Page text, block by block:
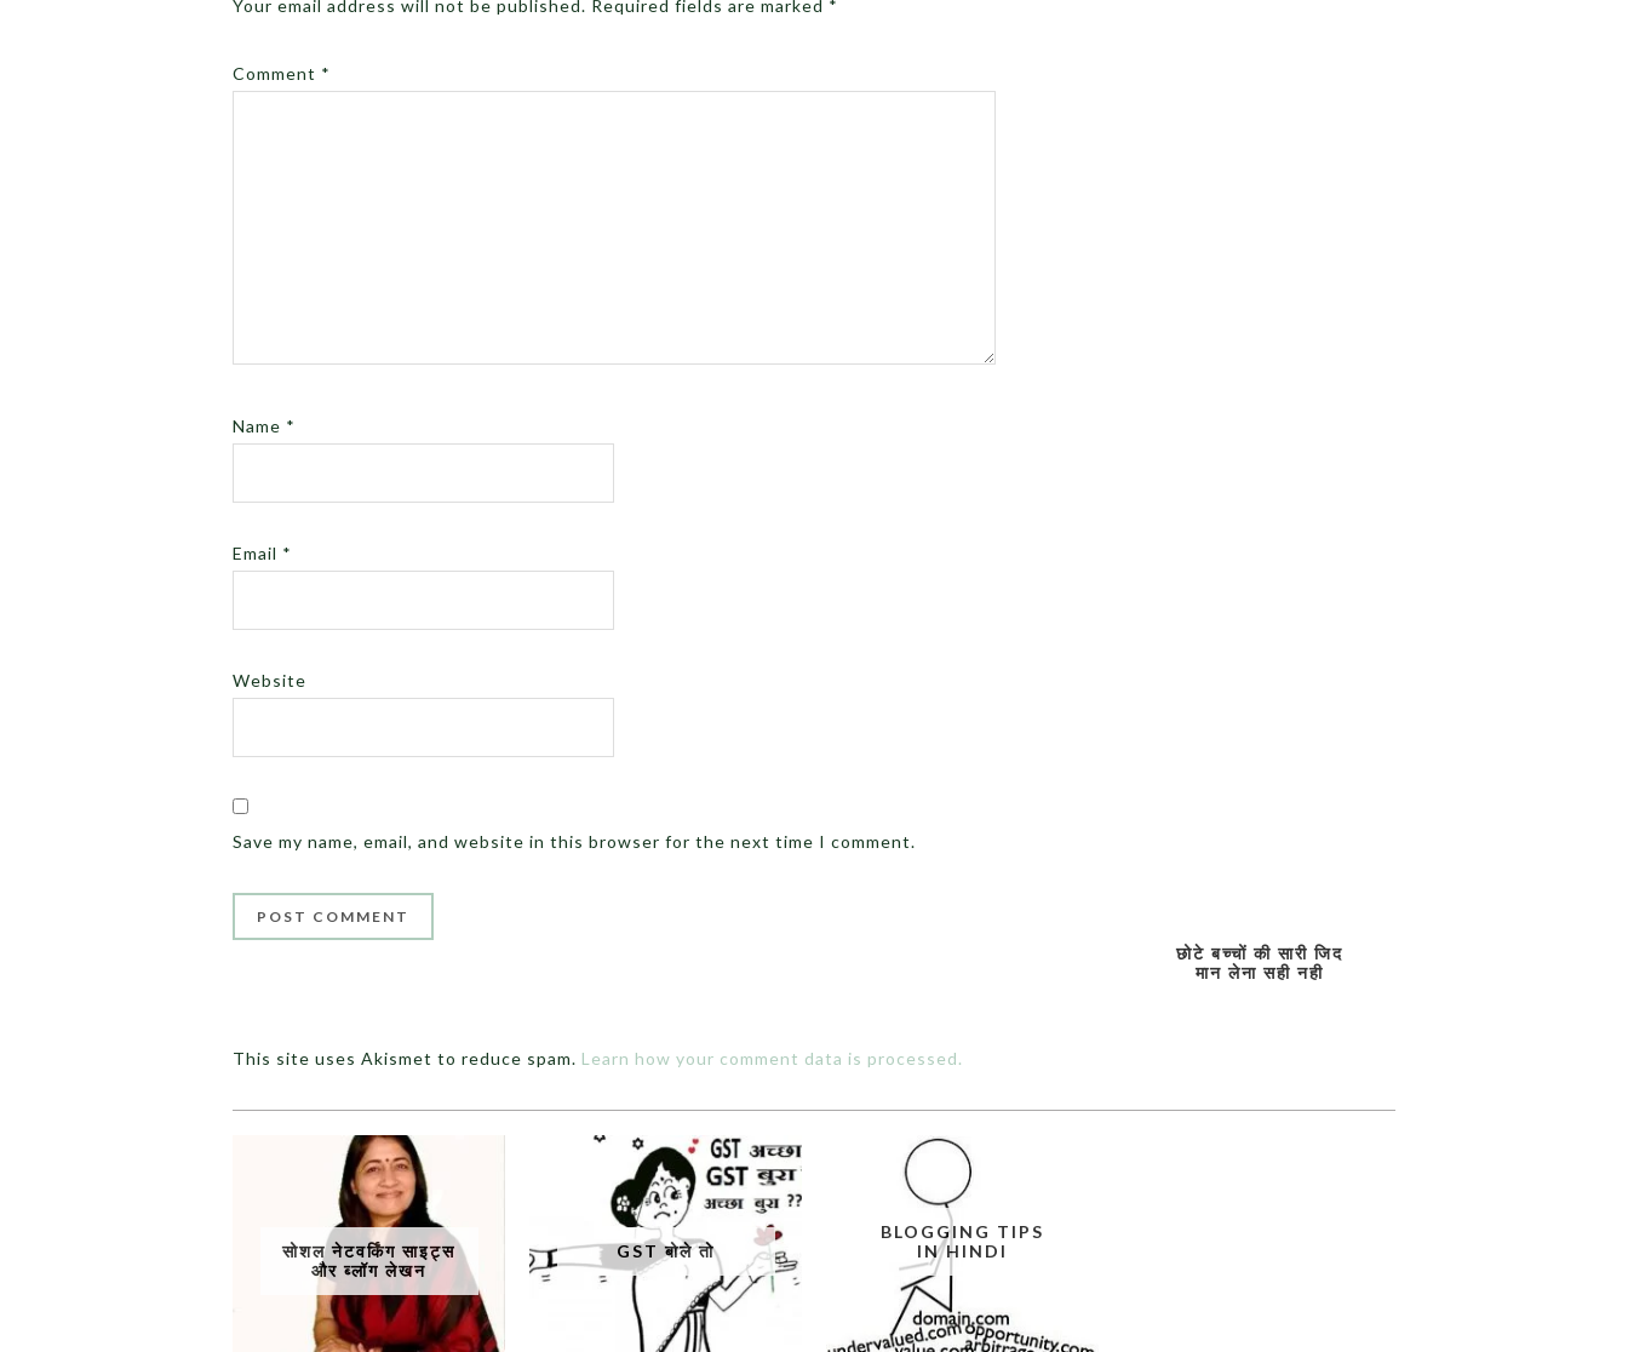
Your email address will not be published. Required fields are marked *
Comment *
Name *
Email *
Website
Save my name, email, and website in this browser for the next time I comment.
This site uses Akismet to reduce spam. Learn how your comment data is processed.
छोटे बच्चों की सारी जिद
मान लेना सही नही
BLOGGING TIPS
IN HINDI
GST बोले तो
सोशल नेटवर्किंग साइट्स
और ब्लॉग लेखन